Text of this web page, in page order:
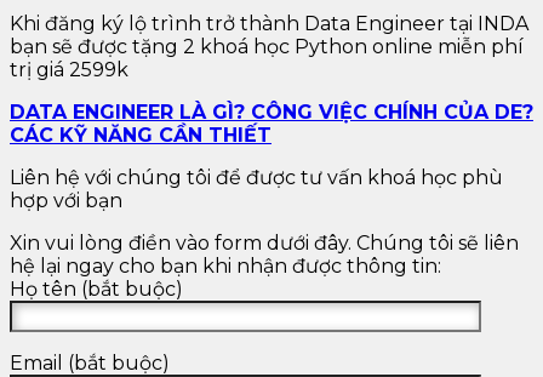
Khi đăng ký lộ trình trở thành Data Engineer tại INDA
bạn sẽ được tặng 2 khoá học Python online miễn phí
trị giá 2599k
DATA ENGINEER LÀ GÌ? CÔNG VIỆC CHÍNH CỦA DE?
CÁC KỸ NĂNG CẦN THIẾT
Liên hệ với chúng tôi để được tư vấn khoá học phù
hợp với bạn
Xin vui lòng điền vào form dưới đây. Chúng tôi sẽ liên
hệ lại ngay cho bạn khi nhận được thông tin:
Họ tên (bắt buộc)
Email (bắt buộc)